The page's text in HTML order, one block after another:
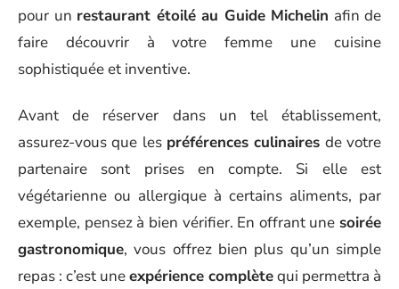
pour un restaurant étoilé au Guide Michelin afin de
faire découvrir à votre femme une cuisine
sophistiquée et inventive.
Avant de réserver dans un tel établissement,
assurez-vous que les préférences culinaires de votre
partenaire sont prises en compte. Si elle est
végétarienne ou allergique à certains aliments, par
exemple, pensez à bien vérifier. En offrant une soirée
gastronomique, vous offrez bien plus qu’un simple
repas : c’est uneexpérience complètequi permettra à